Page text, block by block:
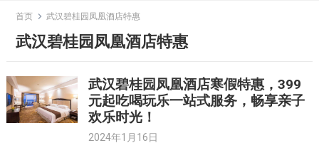
content
首页 武汉碧桂园凤凰酒店特惠
武汉碧桂园凤凰酒店特惠
武汉碧桂园凤凰酒店寒假特惠，399
元起吃喝玩乐一站式服务，畅享亲子
欢乐时光！
2024年1月16日